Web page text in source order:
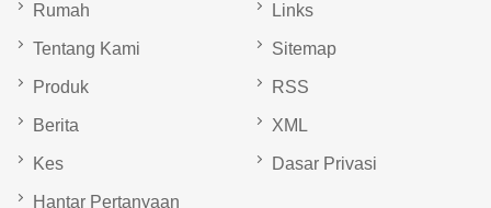
Rumah
Tentang Kami
Produk
Berita
Kes
Hantar Pertanyaan
Links
Sitemap
RSS
XML
Dasar Privasi